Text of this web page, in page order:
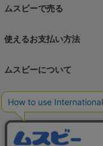
ムスビーで売る
使えるお支払い方法
ムスビーについて
運営会社